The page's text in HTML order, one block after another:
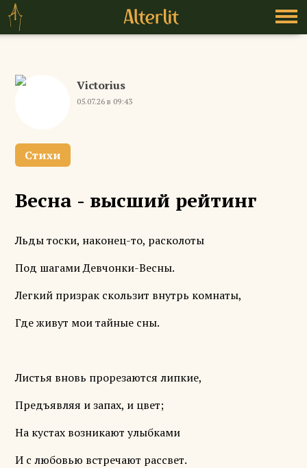
Victorius
05.07.26 в 09:43
Стихи
Весна - высший рейтинг
Льды тоски, наконец-то, расколоты
Под шагами Девчонки-Весны.
Легкий призрак скользит внутрь комнаты,
Где живут мои тайные сны.
Листья вновь прорезаются липкие,
Предъявляя и запах, и цвет;
На кустах возникают улыбками
И с любовью встречают рассвет.